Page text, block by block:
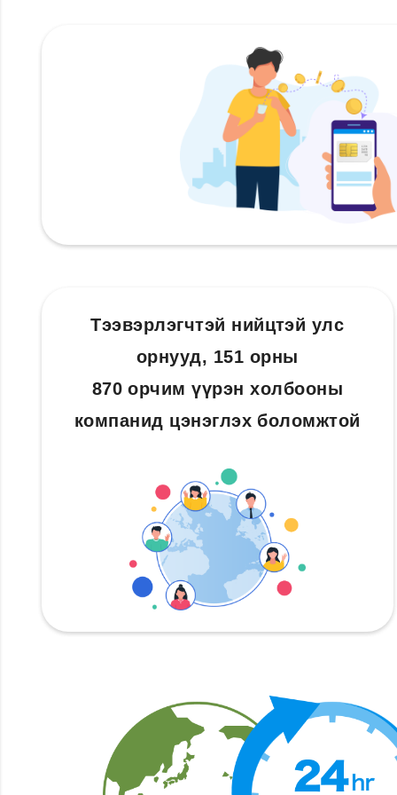
Тээвэрлэгчтэй нийцтэй улс
орнууд, 151 орны
870 орчим үүрэн холбооны
компанид цэнэглэх боломжтой